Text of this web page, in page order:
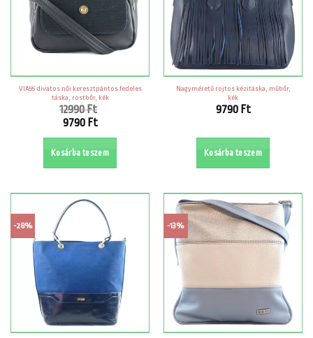
VIA55 divatos női keresztpántos fedeles
táska, rostbőr, kék
12990Ft
Original
12990 Ft.
9790 Ft
Current
price
is:
9790 Ft.
Kosárba teszem
Nagyméretű rojtos kézitáska, műbőr,
kék
9790 Ft
Kosárba teszem
-28% -13%